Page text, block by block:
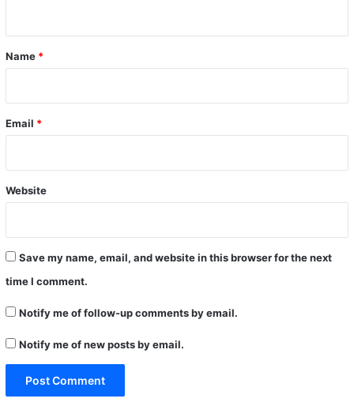
*
Name *
Email *
Website
Save my name, email, and website in this browser for the next
time I comment.
Notify me of follow-up comments by email.
Notify me of new posts by email.